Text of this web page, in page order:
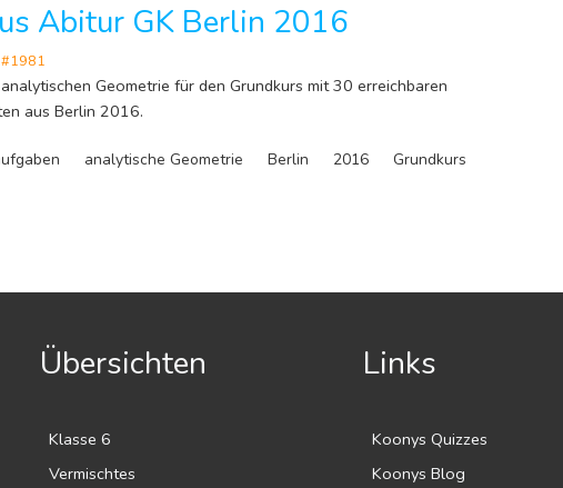
Abitur GK Berlin 2016
#1981
Geometrie für den Grundkurs mit 30 erreichbaren
aus Berlin 2016.
analytische Geometrie Berlin 2016 Grundkurs
Übersichten
Klasse 6
Vermischtes
Links
Koonys Quizzes
Koonys Blog